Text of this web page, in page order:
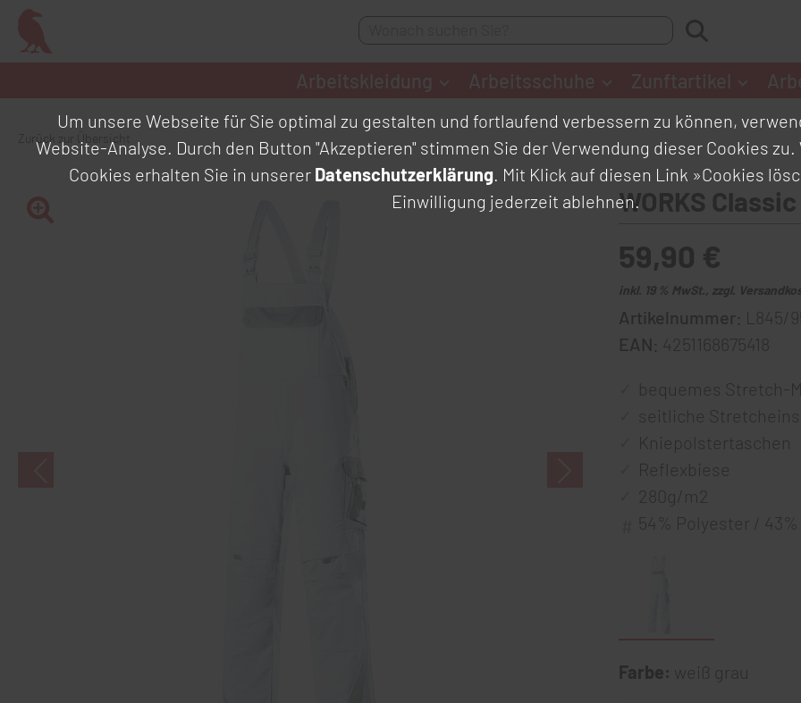
Zurück zur Übersicht
WORKS
59,90 €
inkl. 19 % MwSt., zzgl.
Artikelnummer: L845/
EAN: 4251168675418
bequemes Stretch-
seitliche
Kniepolstertaschen
Reflexbiese
280g/m2
54% Polyester /
Farbe: weiß grau
Um unsere Webseite für Sie optimal zu gestalten und fortlaufend verbessern zu können,
Website-Analyse. Durch den Button "Akzeptieren" stimmen Sie der Verwendung dieser Cookies
Cookies erhalten Sie in unserer Datenschutzerklärung. Mit Klick auf diesen Link »Cookies
Einwilligung jederzeit ablehnen.